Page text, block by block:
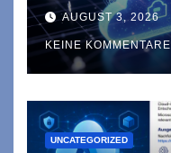
AUGUST 3, 2026
KEINE KOMMENTARE
UNCATEGORIZED